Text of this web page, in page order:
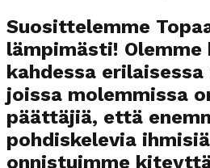
Suosittelemme
lämpimästi!
kahdessa
joissa molemmissa
päättäjiä, että
pohdiskelevia
onnistuimme